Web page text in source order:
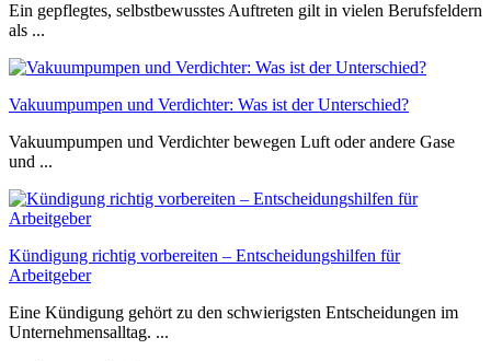
Ein gepflegtes, selbstbewusstes Auftreten gilt in vielen Berufsfeldern
als ...
Vakuumpumpen und Verdichter: Was ist der Unterschied?
Vakuumpumpen und Verdichter bewegen Luft oder andere Gase
und ...
Kündigung richtig vorbereiten – Entscheidungshilfen für
Arbeitgeber
Eine Kündigung gehört zu den schwierigsten Entscheidungen im
Unternehmensalltag. ...